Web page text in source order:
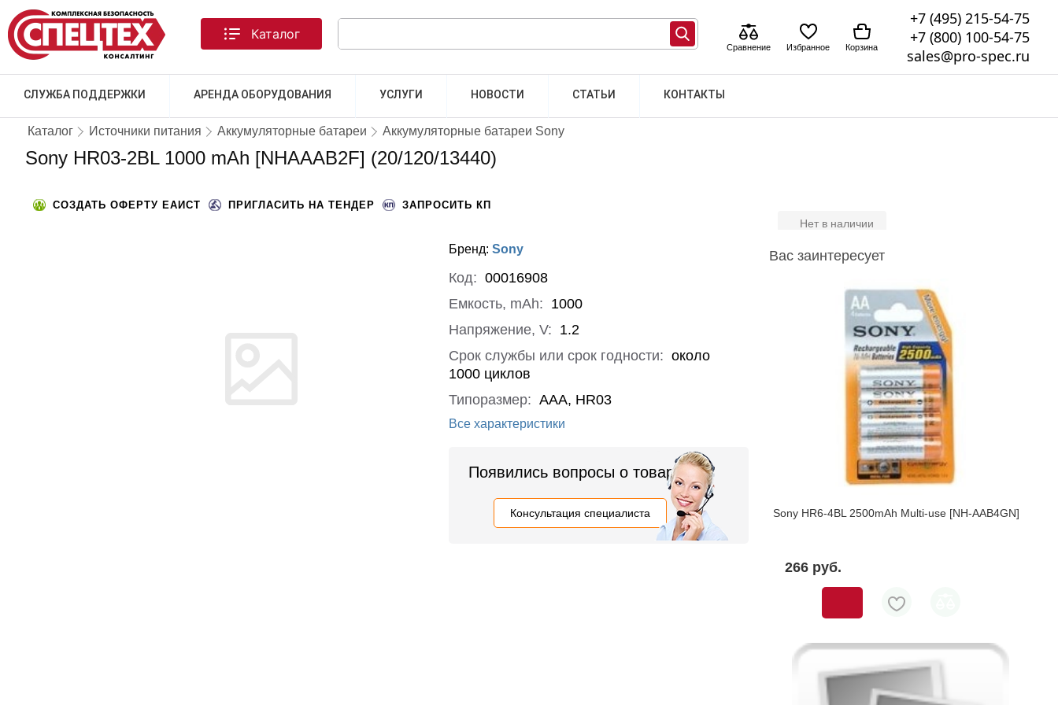
СЛУЖБА ПОДДЕРЖКИ АРЕНДА ОБОРУДОВАНИЯ УСЛУГИ НОВОСТИ СТАТЬИ КОНТАКТЫ
Каталог
Сравнение Избранное Корзина
+7 (495) 215-54-75
+7 (800) 100-54-75
sales@pro-spec.ru
Каталог Источники питания Аккумуляторные батареи Аккумуляторные батареи Sony
Sony HR03-2BL 1000 mAh [NHAAAB2F] (20/120/13440)
СОЗДАТЬ ОФЕРТУ ЕАИСТ ПРИГЛАСИТЬ НА ТЕНДЕР ЗАПРОСИТЬ КП
Нет в наличии
Бренд: Sony
Код: 00016908
Емкость, mAh: 1000
Напряжение, V: 1.2
Срок службы или срок годности: около
1000 циклов
Типоразмер: AAA, HR03
Все характеристики
Появились вопросы о товаре?
Консультация специалиста
Вас заинтересует
Sony HR6-4BL 2500mAh Multi-use [NH-AAB4GN]
266 pуб.